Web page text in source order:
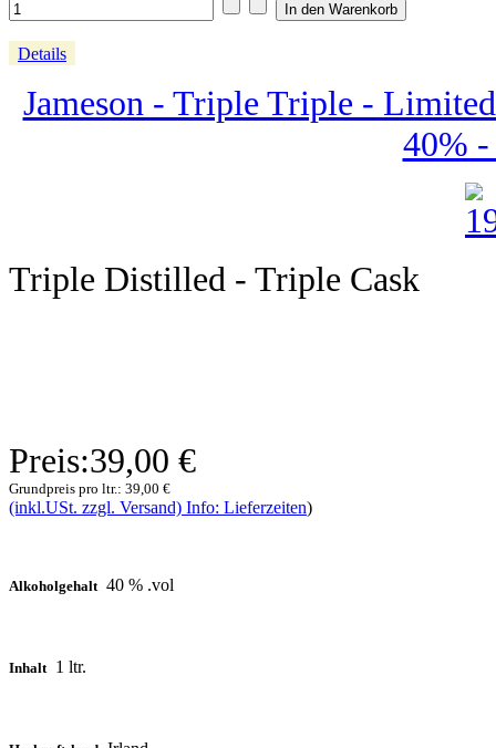
Details
Jameson - Triple Triple -
40%
Triple Distilled - Triple Cask
Preis:39,00 €
Grundpreis pro ltr.: 39,00 €
(inkl.USt. zzgl. Versand) Info: Lieferzeiten)
Alkoholgehalt 40 % .vol
Inhalt 1 ltr.